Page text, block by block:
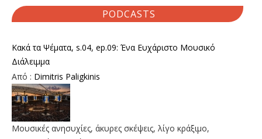
PODCASTS
Κακά τα Ψέματα, s.04, ep.09: Ένα Ευχάριστο Μουσικό
Διάλειμμα
Από : Dimitris Paligkinis
Μουσικές ανησυχίες, άκυρες σκέψεις, λίγο κράξιμο,